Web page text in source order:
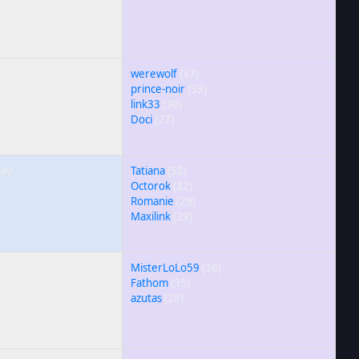
werewolf
prince-noir
link33
Doci
Tatiana
Octorok
Romanie
Maxilink
MisterLoLo59
Fathom
azutas